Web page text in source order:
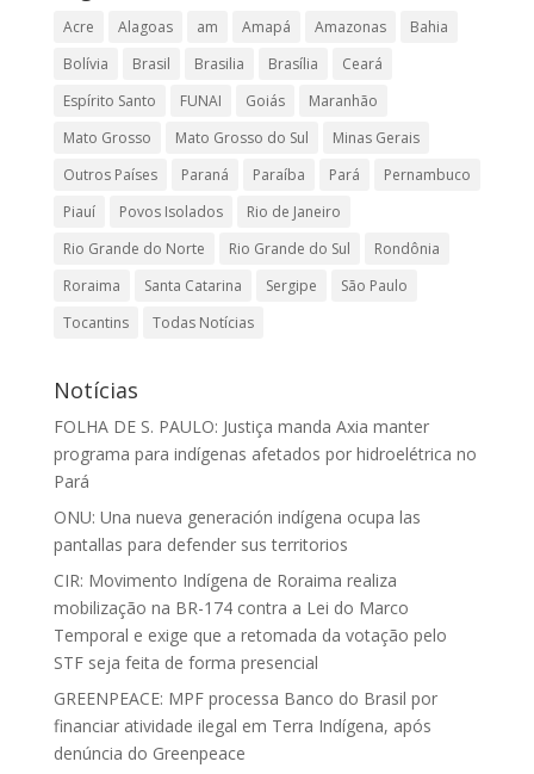
Acre Alagoas am Amapá Amazonas
Bahia
Bolívia
Brasil Brasilia Brasília
Ceará
Espírito Santo
FUNAI Goiás
Maranhão
Mato Grosso
Mato Grosso do Sul
Minas Gerais
Outros Países
Paraná Paraíba Pará
Pernambuco
Piauí
Povos Isolados
Rio de Janeiro
Rio Grande do Norte
Rio Grande do Sul
Rondônia
Roraima
Santa Catarina Sergipe
São Paulo
Tocantins
Todas Notícias
Notícias
FOLHA DE S. PAULO: Justiça manda Axia manter
programa para indígenas afetados por hidroelétrica no
Pará
ONU: Una nueva generación indígena ocupa las
pantallas para defender sus territorios
CIR: Movimento Indígena de Roraima realiza
mobilização na BR-174 contra a Lei do Marco
Temporal e exige que a retomada da votação pelo
STF seja feita de forma presencial
GREENPEACE: MPF processa Banco do Brasil por
financiar atividade ilegal em Terra Indígena, após
denúncia do Greenpeace